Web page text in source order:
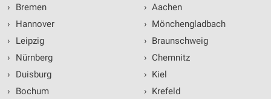
›
Bremen
›
Hannover
›
Leipzig
›
Nürnberg
›
Duisburg
›
Bochum
› Aachen
› Mönchengladbach
› Braunschweig
› Chemnitz
› Kiel
› Krefeld